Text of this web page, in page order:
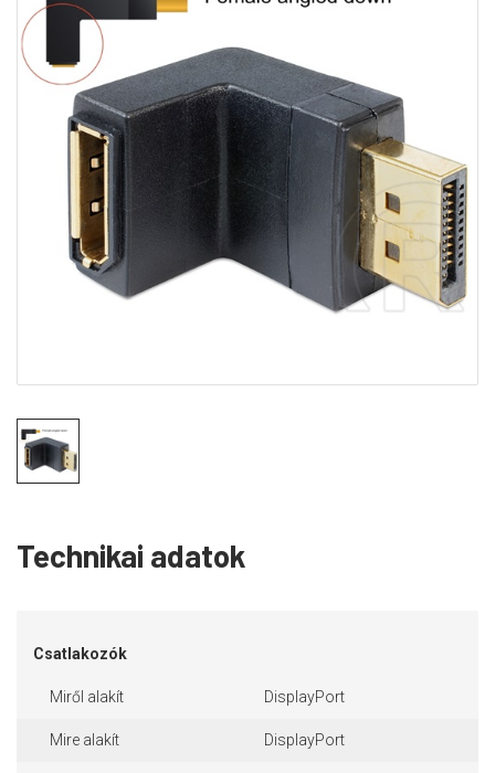
Technikai adatok
Csatlakozók
Miről alakít DisplayPort
Mire alakít DisplayPort